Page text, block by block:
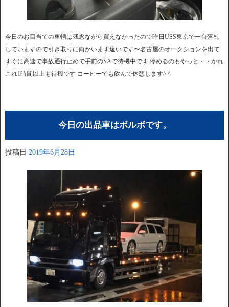
今日のお目当ての車輌は残念ながら買えなかったので昨日USS東京で一台落札
していますので引き取りに向かいます遠いです〜名古屋のオークションを出て
すぐに高速で事故通行止めで手前のSAで待機中です 停めるのもやっと・・かれ
これ1時間以上も待機です コーヒーでも飲んで休憩します^ ^
今日の出品車はボルボです。
投稿日 2019年6月28日